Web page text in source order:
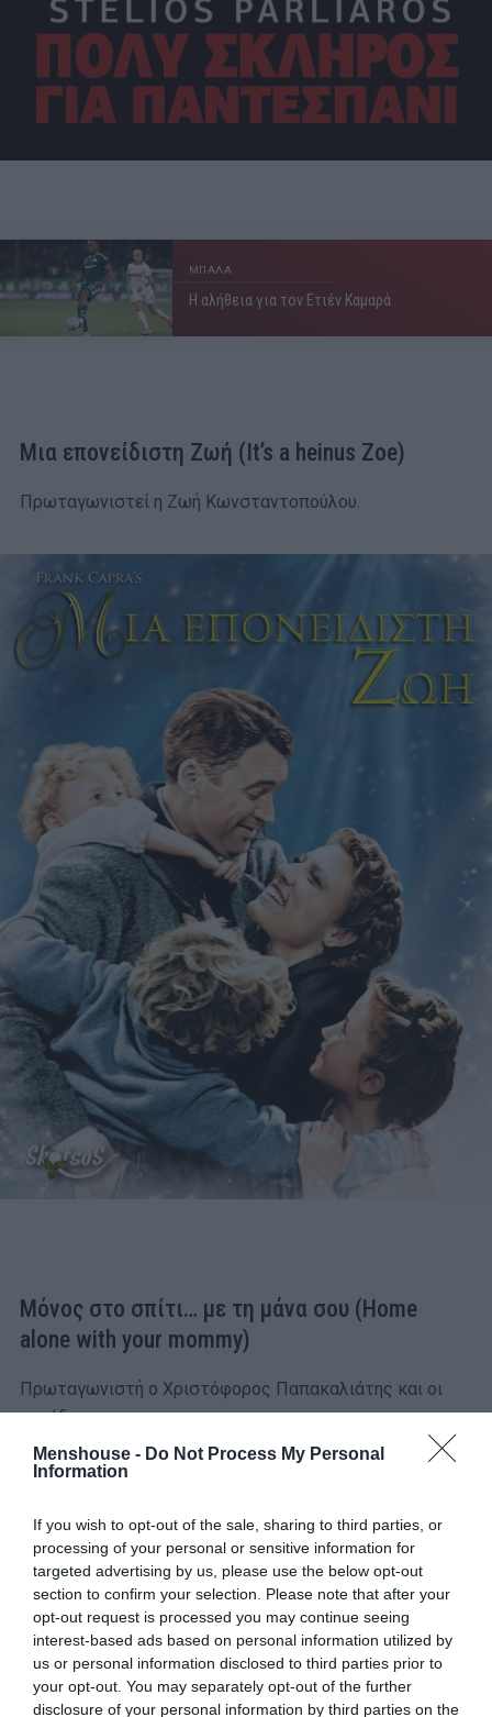
Menshouse - Do Not Process My Personal
Information
If you wish to opt-out of the sale, sharing to third parties, or
processing of your personal or sensitive information for
targeted advertising by us, please use the below opt-out
section to confirm your selection. Please note that after your
opt-out request is processed you may continue seeing
interest-based ads based on personal information utilized by
us or personal information disclosed to third parties prior to
your opt-out. You may separately opt-out of the further
disclosure of your personal information by third parties on the
ΜΠΑΛΑ
Η αλήθεια για τον Ετιέν Καμαρά
Μια επονείδιστη Ζωή (Ιt’s a heinus Zoe)
Πρωταγωνιστεί η Ζωή Κωνσταντοπούλου.
Μόνος στο σπίτι… με τη μάνα σου (Home
alone with your mommy)
Πρωταγωνιστή ο Χριστόφορος Παπακαλιάτης και οι
μανάδες σας.